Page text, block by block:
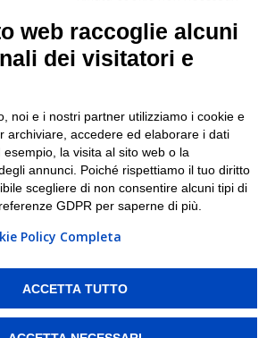
Facebook
Linkedin
ritiro e spedizione pacchi nelle
città italiane
Roma|Bologna|Firenze| Genova
Napoli|Varese
| REA: RM 1494760 | Cap.Soc.: 50.000€ |
|Privacy |Preferenze Cookies
acquisti online e spedire i tuoi pacchi.
web raccoglie alcuni
dei visitatori e
noi e i nostri partner utilizziamo i cookie e
archiviare, accedere ed elaborare i dati
la visita al sito web o la
annunci. Poiché rispettiamo il tuo diritto
scegliere di non consentire alcuni tipi di
GDPR per saperne di più.
Policy Completa
ACCETTA TUTTO